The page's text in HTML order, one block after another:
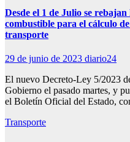
Desde el 1 de Julio se
combustible para el cálculo
transporte
29 de junio de 2023 diario24
El nuevo Decreto-Ley 5/2023
Gobierno el pasado martes, y
el Boletín Oficial del Estado,
Transporte